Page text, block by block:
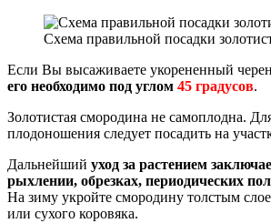
Схема правильной посадки
Если Вы высаживаете укорененный
его необходимо под углом 45 градусов.
Золотистая смородина не самоплодна.
плодоношения следует посадить на
Дальнейший уход за растением
рыхлении, обрезках, периодических
На зиму укройте смородину толстым
или сухого коровяка.